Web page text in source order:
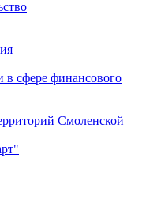
в сфере финансового
Смоленской